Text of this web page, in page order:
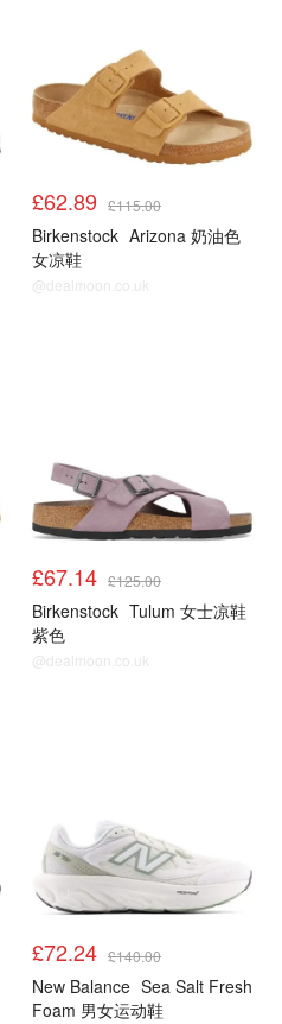
£62.89 £115.00
Birkenstock Arizona 奶油色
女凉鞋
@dealmoon.co.uk
£67.14 £125.00
Birkenstock Tulum 女士凉鞋
紫色
@dealmoon.co.uk
£72.24 £140.00
New Balance Sea Salt Fresh
Foam 男女运动鞋